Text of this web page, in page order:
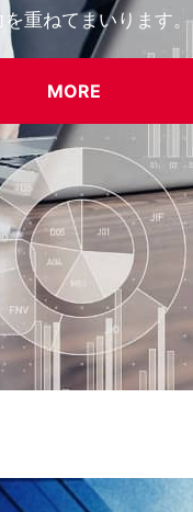
重ねてまいります。
MORE